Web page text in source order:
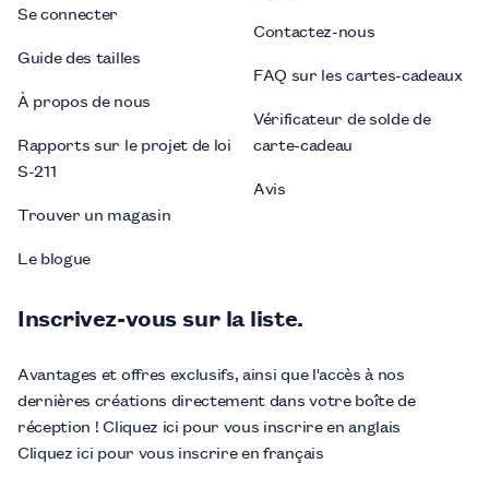
Se connecter
Guide des tailles
À propos de nous
Rapports sur le projet de loi
S-211
Trouver un magasin
Le blogue
Contactez-nous
FAQ sur les cartes-cadeaux
Vérificateur de solde de
carte-cadeau
Avis
Inscrivez-vous sur la liste.
Avantages et offres exclusifs, ainsi que l'accès à nos
dernières créations directement dans votre boîte de
réception ! Cliquez ici pour vous inscrire en anglais
Cliquez ici pour vous inscrire en français